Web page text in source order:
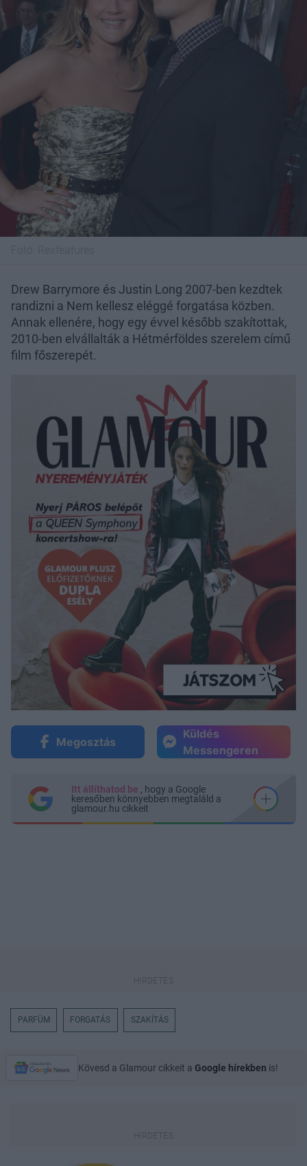
Drew Barrymore és Justin Long 2007-ben kezdtek
randizni a Nem kellesz eléggé forgatása közben.
Annak ellenére, hogy egy évvel később szakítottak,
2010-ben elvállalták a Hétmérföldes szerelem című
film főszerepét.
Megosztás
Küldés
Messengeren
Itt állíthatod be , hogy a Google
keresőben könnyebben megtaláld a
glamour.hu cikkeit
PARFÜM FORGATÁS SZAKÍTÁS
Kövesd a Glamour cikkeit a Google hírekben is!